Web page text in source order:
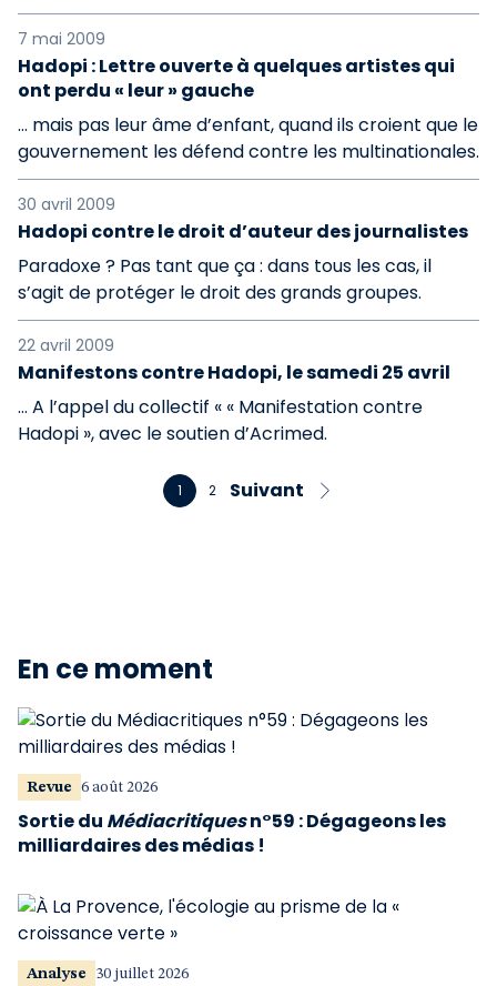
7 mai 2009
Hadopi : Lettre ouverte à quelques artistes qui
ont perdu « leur » gauche
… mais pas leur âme d’enfant, quand ils croient que le
gouvernement les défend contre les multinationales.
30 avril 2009
Hadopi contre le droit d’auteur des journalistes
Paradoxe ? Pas tant que ça : dans tous les cas, il
s’agit de protéger le droit des grands groupes.
22 avril 2009
Manifestons contre Hadopi, le samedi 25 avril
… A l’appel du collectif « « Manifestation contre
Hadopi », avec le soutien d’Acrimed.
1 2 Suivant
En ce moment
Revue 6 août 2026
Sortie du Médiacritiquesn°59 : Dégageons les
milliardaires des médias !
Analyse 30 juillet 2026